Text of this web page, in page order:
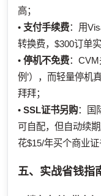
高；
• 支付手续费：用
转换费，$300订单实
• 停机不免费：
例’），而轻量停
拜拜；
• SSL证书另购：国
可自配，但自动续
花$15/年买个商业证
五、实战省钱指